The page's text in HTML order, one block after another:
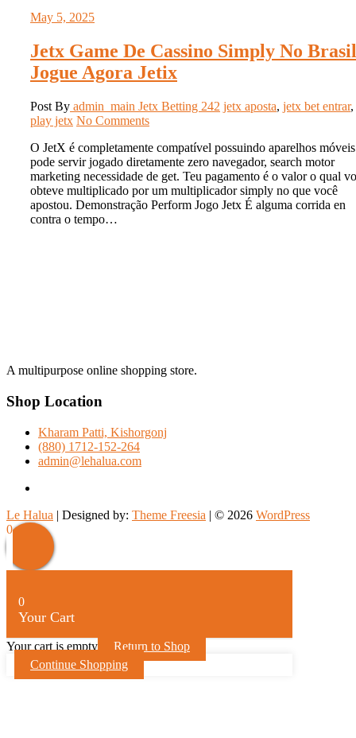
May 5, 2025
Jetx Game De Cassino Simply No Brasil
Jogue Agora Jetix
Post By admin_main Jetx Betting 242 jetx aposta, jetx bet entrar,
play jetx No Comments
O JetX é completamente compatível possuindo aparelhos
pode servir jogado diretamente zero navegador, search motor
marketing necessidade de get. Teu pagamento é o valor o qual
obteve multiplicado por um multiplicador simply no que você
apostou. Demonstração Perform Jogo Jetx É alguma corrida en
contra o tempo…
A multipurpose online shopping store.
Shop Location
Kharam Patti, Kishorgonj
(880) 1712-152-264
admin@lehalua.com
Le Halua | Designed by: Theme Freesia | © 2026 WordPress
Scroll
Up
0
0
Your Cart
Your cart is empty
Return to Shop
Continue Shopping